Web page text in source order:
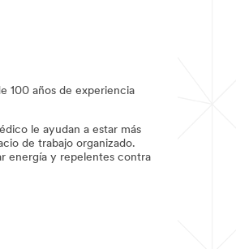
100 años de experiencia
le ayudan a estar más
de trabajo organizado.
energía y repelentes contra